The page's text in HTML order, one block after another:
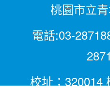
桃園市立
電話:03-
校址：320014